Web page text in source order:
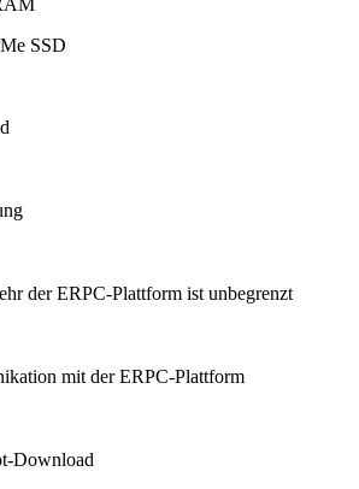
SSD
der ERPC-Plattform ist unbegrenzt
mit der ERPC-Plattform
Download